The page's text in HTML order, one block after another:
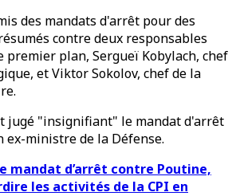
des mandats d'arrêt pour des
contre deux responsables
premier plan, Sergueï Kobylach, chef
et Viktor Sokolov, chef de la
jugé "insignifiant" le mandat d'arrêt
ex-ministre de la Défense.
mandat d’arrêt contre Poutine,
les activités de la CPI en